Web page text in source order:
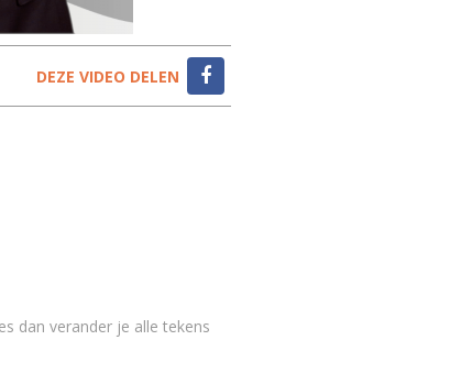
DEZE VIDEO DELEN
dan verander je alle tekens